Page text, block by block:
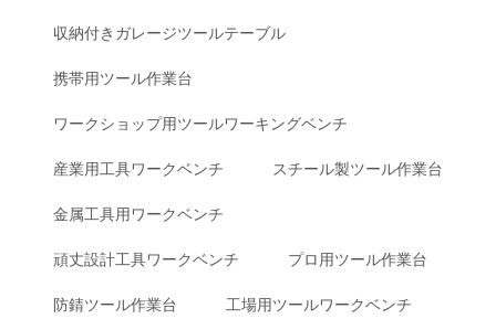
収納付きガレージツールテーブル
携帯用ツール作業台
ワークショップ用ツールワーキングベンチ
産業用工具ワークベンチ スチール製ツール作業台
金属工具用ワークベンチ
頑丈設計工具ワークベンチ プロ用ツール作業台
防錆ツール作業台 工場用ツールワークベンチ